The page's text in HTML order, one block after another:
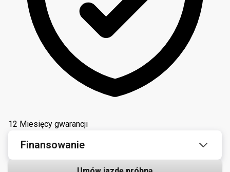
12 Miesięcy gwarancji
Finansowanie